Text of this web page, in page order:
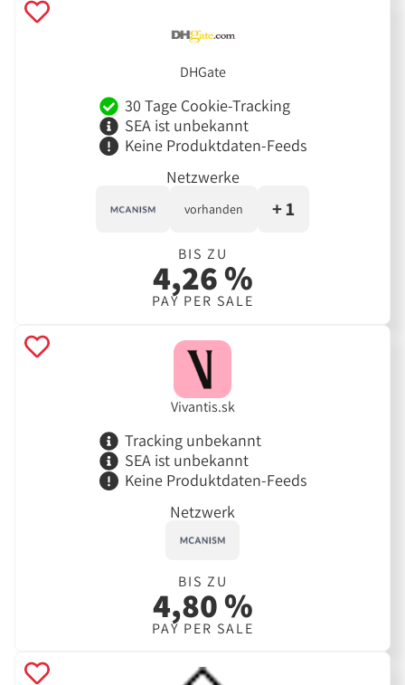
DHGate
30 Tage Cookie-Tracking
SEA ist unbekannt
Keine Produktdaten-Feeds
Netzwerke
vorhanden + 1
BIS ZU
4,26 %
PAY PER SALE
Vivantis.sk
Tracking unbekannt
SEA ist unbekannt
Keine Produktdaten-Feeds
Netzwerk
BIS ZU
4,80 %
PAY PER SALE